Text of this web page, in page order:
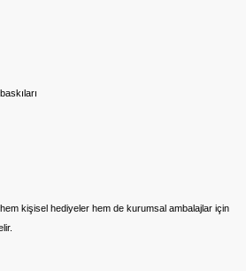
kişisel hediyeler hem de kurumsal ambalajlar için